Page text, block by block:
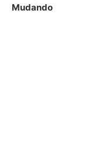
Mudando